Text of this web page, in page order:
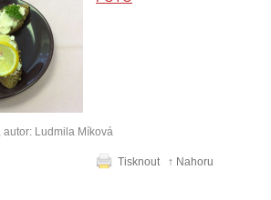
autor: Ludmila Míková
Tisknout ↑ Nahoru